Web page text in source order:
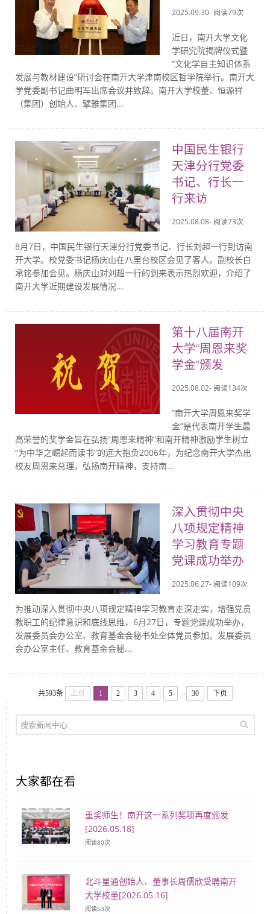
2025.09.30- 阅读79次
近日，南开大学文化
学研究院揭牌仪式暨
“文化学自主知识体系
发展与教材建设”研讨会在南开大学津南校区哲学院举行。南开大
学党委副书记曲明军出席会议并致辞。南开大学校董、恒源祥
（集团）创始人、擘雅集团...
中国民生银行
天津分行党委
书记、行长一
行来访
2025.08.08- 阅读73次
8月7日，中国民生银行天津分行党委书记、行长刘超一行到访南
开大学。校党委书记杨庆山在八里台校区会见了客人。副校长白
承铭参加会见。杨庆山对刘超一行的到来表示热烈欢迎，介绍了
南开大学近期建设发展情况...
第十八届南开
大学“周恩来奖
学金”颁发
2025.08.02- 阅读134次
“南开大学周恩来奖学
金”是代表南开学生最
高荣誉的奖学金旨在弘扬“周恩来精神”和南开精神激励学生树立
“为中华之崛起而读书”的远大抱负2006年，为纪念南开大学杰出
校友周恩来总理，弘扬南开精神，支持南...
深入贯彻中央
八项规定精神
学习教育专题
党课成功举办
2025.06.27- 阅读109次
为推动深入贯彻中央八项规定精神学习教育走深走实，增强党员
教职工的纪律意识和底线思维，6月27日，专题党课成功举办，
发展委员会办公室、教育基金会秘书处全体党员参加。发展委员
会办公室主任、教育基金会秘...
共593条 上页 1 2 3 4 5 30 下页
大家都在看
重奖师生！南开这一系列奖项再度颁发
[2026.05.18]
阅读80次
北斗星通创始人、董事长周儒欣受聘南开
大学校董[2026.05.16]
阅读53次